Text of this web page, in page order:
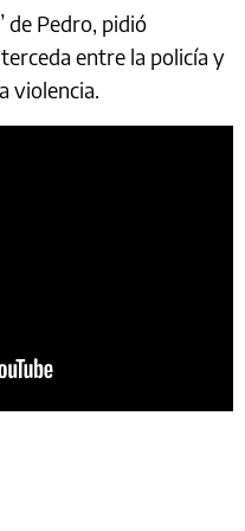
de Pedro, pidió
entre la policía y
violencia.